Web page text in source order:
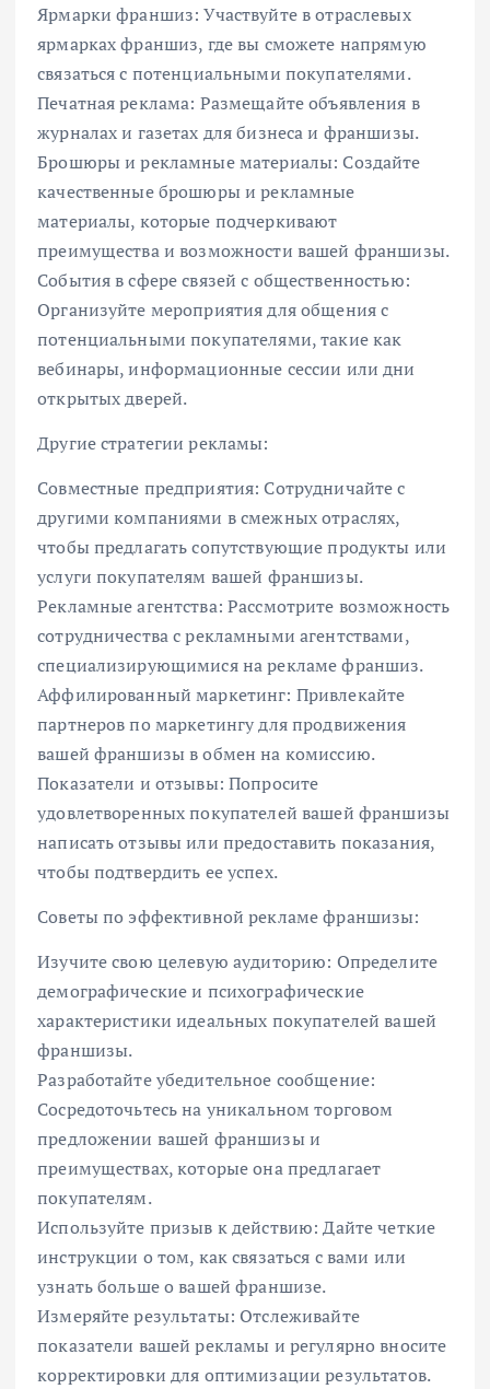
Ярмарки франшиз: Участвуйте в отраслевых
ярмарках франшиз, где вы сможете напрямую
связаться с потенциальными покупателями.
Печатная реклама: Размещайте объявления в
журналах и газетах для бизнеса и франшизы.
Брошюры и рекламные материалы: Создайте
качественные брошюры и рекламные
материалы, которые подчеркивают
преимущества и возможности вашей франшизы.
События в сфере связей с общественностью:
Организуйте мероприятия для общения с
потенциальными покупателями, такие как
вебинары, информационные сессии или дни
открытых дверей.
Другие стратегии рекламы:
Совместные предприятия: Сотрудничайте с
другими компаниями в смежных отраслях,
чтобы предлагать сопутствующие продукты или
услуги покупателям вашей франшизы.
Рекламные агентства: Рассмотрите возможность
сотрудничества с рекламными агентствами,
специализирующимися на рекламе франшиз.
Аффилированный маркетинг: Привлекайте
партнеров по маркетингу для продвижения
вашей франшизы в обмен на комиссию.
Показатели и отзывы: Попросите
удовлетворенных покупателей вашей франшизы
написать отзывы или предоставить показания,
чтобы подтвердить ее успех.
Советы по эффективной рекламе франшизы:
Изучите свою целевую аудиторию: Определите
демографические и психографические
характеристики идеальных покупателей вашей
франшизы.
Разработайте убедительное сообщение:
Сосредоточьтесь на уникальном торговом
предложении вашей франшизы и
преимуществах, которые она предлагает
покупателям.
Используйте призыв к действию: Дайте четкие
инструкции о том, как связаться с вами или
узнать больше о вашей франшизе.
Измеряйте результаты: Отслеживайте
показатели вашей рекламы и регулярно вносите
корректировки для оптимизации результатов.